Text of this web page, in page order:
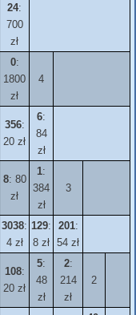
24:
700
zł
0:
1800
zł
4
356:
20 zł
6:
84
zł
8: 80
zł
1:
384
zł
3
3038:
4 zł
129:
8 zł
201:
54 zł
108:
20 zł
5:
48
zł
2:
214
zł
2